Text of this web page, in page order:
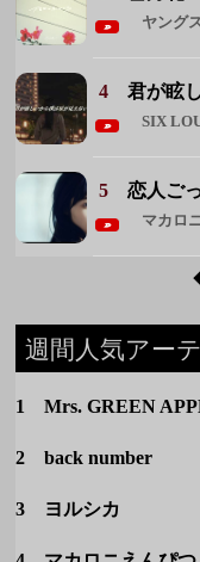
5 恋人ごっ
マカロ
1 Mrs. GREEN
3 ヨルシカ
4 マカロニえんぴつ
カテゴリー